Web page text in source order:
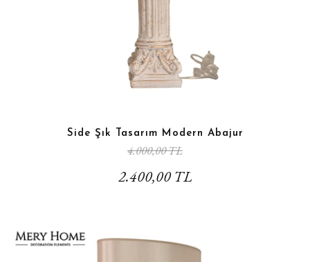
Side Şık Tasarım Modern Abajur
4.000,00 TL
2.400,00 TL